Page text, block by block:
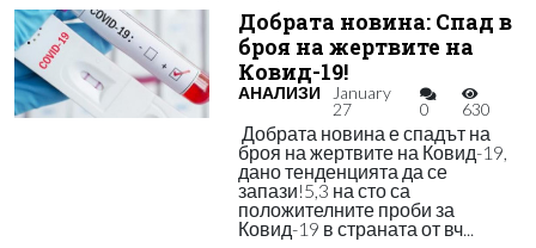
Добрата новина: Спад в
броя на жертвите на
Ковид-19!
АНАЛИЗИ
January
27
0 630
Добрата новина е спадът на
броя на жертвите на Ковид-19,
дано тенденцията да се
запази!5,3 на сто са
положителните проби за
Ковид-19 в страната от вч...